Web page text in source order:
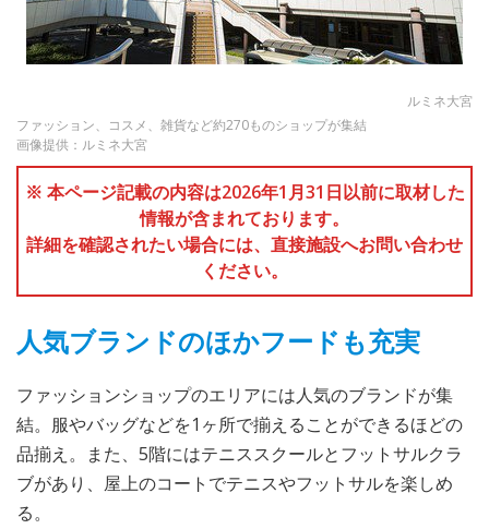
ルミネ大宮
ファッション、コスメ、雑貨など約270ものショップが集結
画像提供：ルミネ大宮
※ 本ページ記載の内容は2026年1月31日以前に取材した
情報が含まれております。
詳細を確認されたい場合には、直接施設へお問い合わせ
ください。
人気ブランドのほかフードも充実
ファッションショップのエリアには人気のブランドが集
結。服やバッグなどを1ヶ所で揃えることができるほどの
品揃え。また、5階にはテニススクールとフットサルクラ
ブがあり、屋上のコートでテニスやフットサルを楽しめ
る。